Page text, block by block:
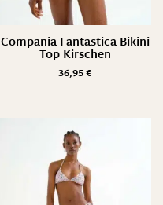
Compania Fantastica Bikini
Top Kirschen
36,95€